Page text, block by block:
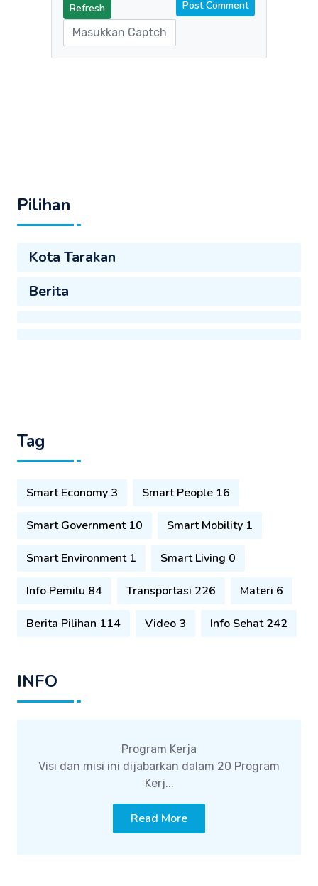
Refresh
Pilihan
Kota Tarakan
Berita
Tag
Smart Economy 3 Smart People 16
Smart Government 10 Smart Mobility 1
Smart Environment 1 Smart Living 0
Info Pemilu 84 Transportasi 226 Materi 6
Berita Pilihan 114 Video 3 Info Sehat 242
INFO
Program Kerja
Visi dan misi ini dijabarkan dalam 20 Program
Kerj...
Read More